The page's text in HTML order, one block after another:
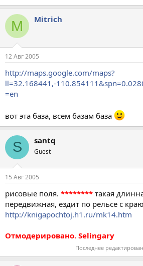
M Mitrich
12 Авг 2005
http://maps.google.com/maps?
ll=32.168441,-
=en
вот эта база, всем базам база
S santq
Guest
15 Авг 2005
рисовые поля. ******** такая
передвижная, ездит по рельсе с
http://knigapochtoj.h1.ru/mk14.htm
Отмодерировано. Selingary
Последнее